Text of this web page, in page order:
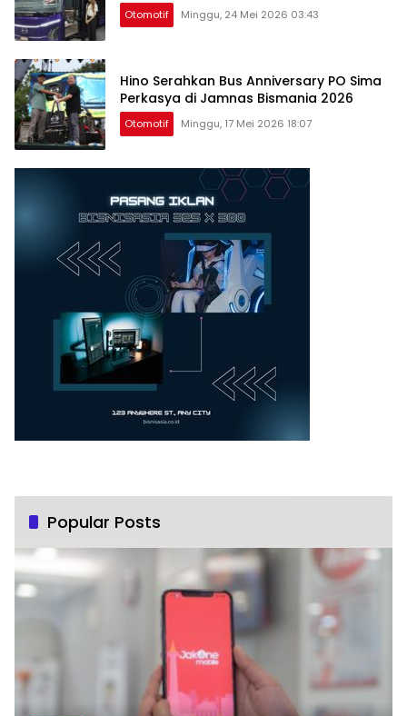
Otomotif Minggu, 24 Mei 2026 03:43
Hino Serahkan Bus Anniversary PO Sima
Perkasya di Jamnas Bismania 2026
Otomotif Minggu, 17 Mei 2026 18:07
Popular Posts